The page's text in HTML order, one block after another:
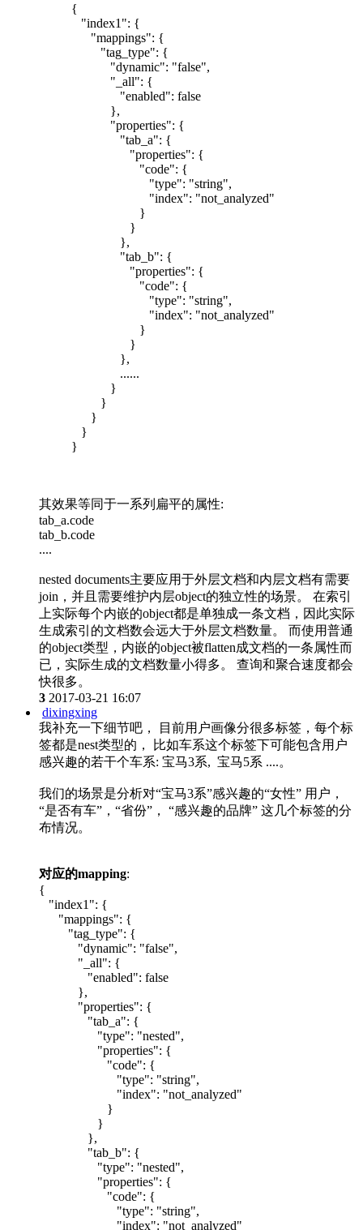
{
"index1": {
"mappings": {
"tag_type": {
"dynamic": "false",
"_all": {
"enabled": false
},
"properties": {
"tab_a": {
"properties": {
"code": {
"type": "string",
"index": "not_analyzed"
}
}
},
"tab_b": {
"properties": {
"code": {
"type": "string",
"index": "not_analyzed"
}
}
},
......
}
}
}
}
}
其效果等同于一系列扁平的属性:
tab_a.code
tab_b.code
....
nested documents主要应用于外层文档和内层文档有需要
join，并且需要维护内层object的独立性的场景。 在索引
上实际每个内嵌的object都是单独成一条文档，因此实际
生成索引的文档数会远大于外层文档数量。 而使用普通
的object类型，内嵌的object被flatten成文档的一条属性而
已，实际生成的文档数量小得多。 查询和聚合速度都会
快很多。
3 2017-03-21 16:07
dixingxing
我补充一下细节吧， 目前用户画像分很多标签，每个标
签都是nest类型的， 比如车系这个标签下可能包含用户
感兴趣的若干个车系: 宝马3系, 宝马5系 ....。
我们的场景是分析对“宝马3系”感兴趣的“女性” 用户，
“是否有车”，“省份”， “感兴趣的品牌” 这几个标签的分
布情况。
对应的mapping:
{
"index1": {
"mappings": {
"tag_type": {
"dynamic": "false",
"_all": {
"enabled": false
},
"properties": {
"tab_a": {
"type": "nested",
"properties": {
"code": {
"type": "string",
"index": "not_analyzed"
}
}
},
"tab_b": {
"type": "nested",
"properties": {
"code": {
"type": "string",
"index": "not_analyzed"